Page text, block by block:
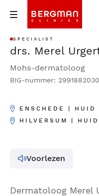
SPECIALIST
drs. Merel
Mohs-dermatoloog
BIG-nummer:
ENSCHEDE | HUID
HILVERSUM | HUID
Voorlezen
Dermatoloog Merel